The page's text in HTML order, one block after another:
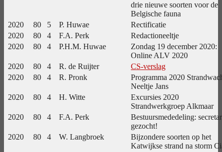
drie nieuwe soorten voor de
Belgische fauna
2020
80 5 P. Huwae
Rectificatie
2020
80 4 F.A. Perk
Redactioneeltje
2020
80 4 P.H.M. Huwae
Zondag 19 december 2020:
Online ALV 2020
2020
80 4 R. de Ruijter
CS-verslag
2020
80 4 R. Pronk
Programma 2020
Neeltje Jans
2020
80 4 H. Witte
Excursies 2020
Strandwerkgroep Alkmaar
2020
80 4 F.A. Perk
Bestuursmededeling:
gezocht!
2020
80 4 W. Langbroek
Bijzondere soorten op het
Katwijkse strand na storm